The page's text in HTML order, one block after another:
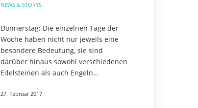
NEWS & STORYS
Donnerstag: Die einzelnen Tage der
Woche haben nicht nur jeweils eine
besondere Bedeutung, sie sind
darüber hinaus sowohl verschiedenen
Edelsteinen als auch Engeln
energetisch unterstützen können.
27. Februar 2017